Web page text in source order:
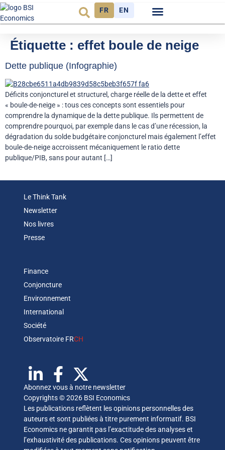
FR EN
Étiquette : effet boule de neige
Dette publique (Infographie)
Déficits conjoncturel et structurel, charge réelle de la dette et effet
« boule-de-neige » : tous ces concepts sont essentiels pour
comprendre la dynamique de la dette publique. Ils permettent de
comprendre pourquoi, par exemple dans le cas d’une récession, la
dégradation du solde budgétaire conjoncturel mais également l’effet
boule-de-neige accroissent mécaniquement le ratio dette
publique/PIB, sans pour autant […]
Le Think Tank
Newsletter
Nos livres
Presse
Finance
Conjoncture
Environnement
International
Société
Observatoire FRCH
Abonnez vous à notre newsletter
Copyrights © 2026 BSI Economics
Les publications reflètent les opinions personnelles des
auteurs et sont publiées à titre purement informatif. BSI
Economics ne garantit pas l’exactitude des analyses et
l’exhaustivité des publications. Ces opinions peuvent être